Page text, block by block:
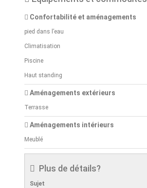
Confortabilité et aménagements
pied dans l’eau
Climatisation
Piscine
Haut standing
Aménagements extérieurs
Terrasse
Aménagements intérieurs
Meublé
Plus de détails?
Sujet